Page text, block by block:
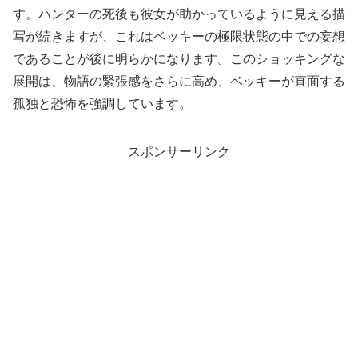
す。ハンターの死後も彼女が助かっているように見える描
写が続きますが、これはベッキーの極限状態の中での妄想
であることが後に明らかになります。このショッキングな
展開は、物語の緊張感をさらに高め、ベッキーが直面する
孤独と恐怖を強調しています。
スポンサーリンク